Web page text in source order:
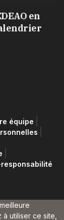
en
équipe
utiliser ce site,